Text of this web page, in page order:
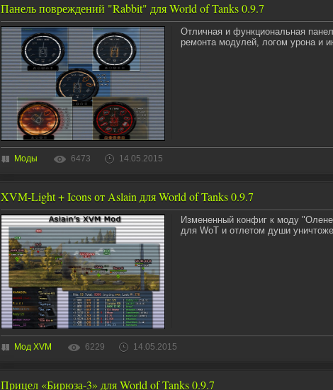
Панель повреждений "Rabbit" для World of Tanks 0.9.7
Отличная и функциональная
ремонта модулей, логом урона и
Моды 6473 14.05.2015
XVM-Light + Icons от Aslain для World of Tanks 0.9.7
Измененный конфиг к моду
для WoT и отлетом души
Мод XVM 6229 14.05.2015
Прицел «Бирюза-3» для World of Tanks 0.9.7